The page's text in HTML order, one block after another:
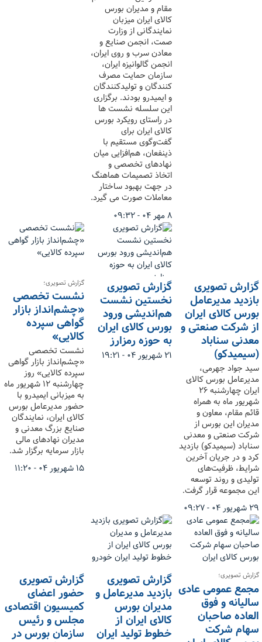
مقام و مدیران بورس
کالای ایران میزبان
نمایندگانی از وزارت
صمت، انجمن صنایع و
معادن سرب و روی ایران،
انجمن گالوانیزه ایران،
سازمان حمایت مصرف
کنندگان و تولیدکنندگان
و ایمیدرو بودند. برگزاری
این سلسله نشست ها
در راستای رویکرد بورس
کالای ایران برای
گفت‌وگوی مستقیم با
ذینفعان، هم‌افزایی میان
نهادهای تخصصی و
اتخاذ تصمیمات هماهنگ
در جهت بهبود ساختار
معاملات صورت می گیرد.
۸ مهر ۰۴ - ۰۹:۳۲
گزارش تصویری
بازدید مدیرعامل
بورس کالای ایران
از شرکت صنعتی و
معدنی سناباد
(سیمیدکو)
سید جواد جهرمی،
مدیرعامل بورس کالای
ایران چهارشنبه ۲۶
شهریور ماه به همراه
قائم مقام، معاون و
مدیران این بورس از
شرکت صنعتی و معدنی
سناباد (سیمیدکو) بازدید
کرد و در جریان آخرین
شرایط، ظرفیت‌های
تولیدی و روند توسعه
این مجموعه قرار گرفت.
۲۹ شهریور ۰۴ - ۰۹:۲۷
گزارش تصویری
نخستین نشست
هم‌اندیشی ورود
بورس کالای ایران
به حوزه رمزارز
۲۱ شهریور ۰۴ - ۱۹:۲۱
گزارش تصویری؛
نشست تخصصی
«چشم‌انداز بازار
گواهی سپرده
کالایی»
نشست تخصصی
«چشم‌انداز بازار گواهی
سپرده کالایی» روز
چهارشنبه ۱۲ شهریور ماه
به میزبانی ایمیدرو با
حضور مدیرعامل بورس
کالای ایران، نمایندگان
صنایع بزرگ معدنی و
مدیران نهادهای مالی
بازار سرمایه برگزار شد.
۱۵ شهریور ۰۴ - ۱۱:۲۰
گزارش تصویری؛
مجمع عمومی عادی
سالیانه و فوق
العاده صاحبان
سهام شرکت
گزارش تصویری
بازدید مدیرعامل و
مدیران بورس
کالای ایران از
خطوط تولید ایران
گزارش تصویری
حضور اعضای
کمیسیون اقتصادی
مجلس و رئیس
سازمان بورس در